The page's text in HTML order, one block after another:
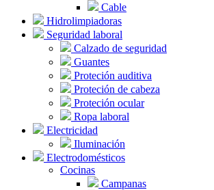
Cable
Hidrolimpiadoras
Seguridad laboral
Calzado de seguridad
Guantes
Proteción auditiva
Proteción de cabeza
Proteción ocular
Ropa laboral
Electricidad
Iluminación
Electrodomésticos
Cocinas
Campanas